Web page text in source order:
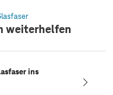
weiterhelfen
ins